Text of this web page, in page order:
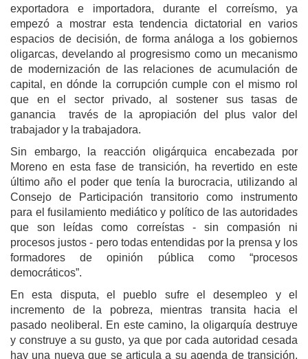
exportadora e importadora, durante el correísmo, ya
empezó a mostrar esta tendencia dictatorial en varios
espacios de decisión, de forma análoga a los gobiernos
oligarcas, develando al progresismo como un mecanismo
de modernización de las relaciones de acumulación de
capital, en dónde la corrupción cumple con el mismo rol
que en el sector privado, al sostener sus tasas de
ganancia través de la apropiación del plus valor del
trabajador y la trabajadora.
Sin embargo, la reacción oligárquica encabezada por
Moreno en esta fase de transición, ha revertido en este
último año el poder que tenía la burocracia, utilizando al
Consejo de Participación transitorio como instrumento
para el fusilamiento mediático y político de las autoridades
que son leídas como correístas - sin compasión ni
procesos justos - pero todas entendidas por la prensa y los
formadores de opinión pública como “procesos
democráticos”.
En esta disputa, el pueblo sufre el desempleo y el
incremento de la pobreza, mientras transita hacia el
pasado neoliberal. En este camino, la oligarquía destruye
y construye a su gusto, ya que por cada autoridad cesada
hay una nueva que se articula a su agenda de transición,